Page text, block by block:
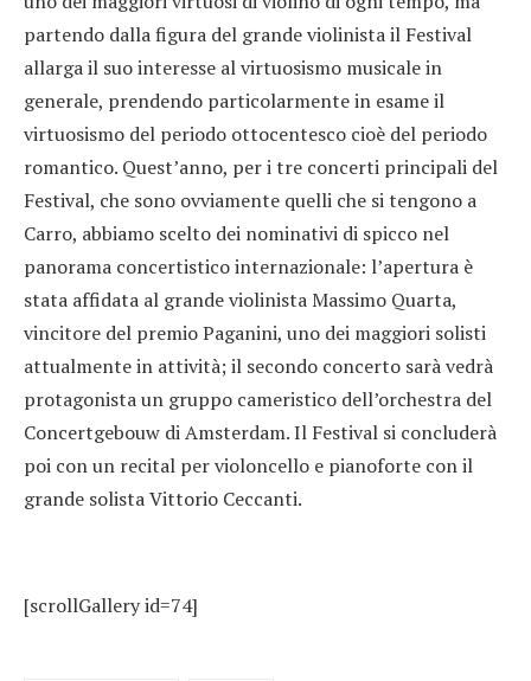
partendo dalla figura del grande violinista il Festival
allarga il suo interesse al virtuosismo musicale in
generale, prendendo particolarmente in esame il
virtuosismo del periodo ottocentesco cioè del periodo
romantico. Quest’anno, per i tre concerti principali del
Festival, che sono ovviamente quelli che si tengono a
Carro, abbiamo scelto dei nominativi di spicco nel
panorama concertistico internazionale: l’apertura è
stata affidata al grande violinista Massimo Quarta,
vincitore del premio Paganini, uno dei maggiori solisti
attualmente in attività; il secondo concerto sarà vedrà
protagonista un gruppo cameristico dell’orchestra del
Concertgebouw di Amsterdam. Il Festival si concluderà
poi con un recital per violoncello e pianoforte con il
grande solista Vittorio Ceccanti.
[scrollGallery id=74]